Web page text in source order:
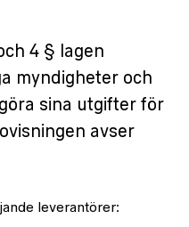
4 § lagen
myndigheter och
sina utgifter för
avser
leverantörer: